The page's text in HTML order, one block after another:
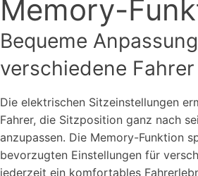
Memory-
Bequeme
verschiedene Fahrer
Die elektrischen Sitzeinstellungen
Fahrer, die Sitzposition ganz nach
anzupassen. Die Memory-Funktion
bevorzugten Einstellungen für
jederzeit ein komfortables